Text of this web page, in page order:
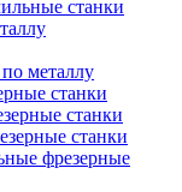
станки
металлу
станки
станки
станки
фрезерные